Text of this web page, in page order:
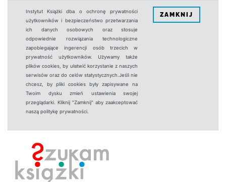
Instytut Książki dba o ochronę prywatności
użytkowników i bezpieczeństwo przetwarzania
ich danych osobowych oraz stosuje
odpowiednie rozwiązania technologiczne
zapobiegające ingerencji osób trzecich w
prywatność użytkowników. Używamy także
plików cookies, by ułatwić korzystanie z naszych
serwisów oraz do celów statystycznych.Jeśli nie
chcesz, by pliki cookies były zapisywane na
Twoim dysku zmień ustawienia swojej
przeglądarki. Kliknij "Zamknij" aby zaakceptować
naszą politykę prywatności.
ZAMKNIJ